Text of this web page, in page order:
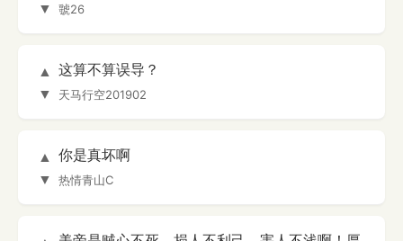
▼
虢26
▲
▼
这算不算误导？
天马行空201902
▲
▼
你是真坏啊
热情青山C